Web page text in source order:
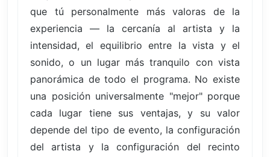
que tú personalmente más valoras de la
experiencia — la cercanía al artista y la
intensidad, el equilibrio entre la vista y el
sonido, o un lugar más tranquilo con vista
panorámica de todo el programa. No existe
una posición universalmente "mejor" porque
cada lugar tiene sus ventajas, y su valor
depende del tipo de evento, la configuración
del artista y la configuración del recinto